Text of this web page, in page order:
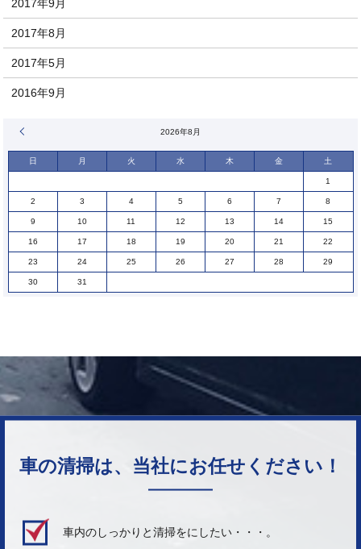
2017年9月
2017年8月
2017年5月
2016年9月
2026年8月
日 月 火 水 木 金 土
1
2 3 4 5 6 7 8
9 10 11 12 13 14 15
16 17 18 19 20 21 22
23 24 25 26 27 28 29
30 31
車の清掃は、当社にお任せください！
車内のしっかりと清掃をにしたい・・・。